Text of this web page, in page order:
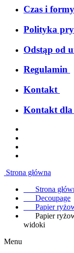
Czas i
Polityka
Odstąp od
Regulamin
Kontakt
Kontakt
Strona główna
Strona
Decoupage
Papier
Papier
widoki
Menu